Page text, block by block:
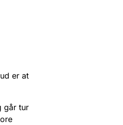
er at
går tur